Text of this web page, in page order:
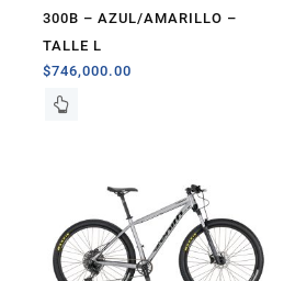
300B – AZUL/AMARILLO –
TALLE L
$746,000.00